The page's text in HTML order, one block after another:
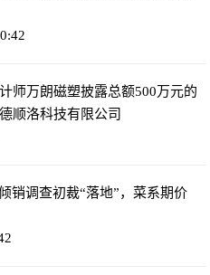
师万朗磁塑披露总额500万元的
顺洛科技有限公司
销调查初裁“落地”，菜系期价